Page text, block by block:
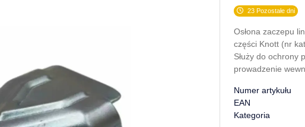
23 Pozostałe dni
Osłona zaczepu
części Knott (nr
Służy do ochrony
prowadzenie
Numer artykułu
EAN
Kategoria